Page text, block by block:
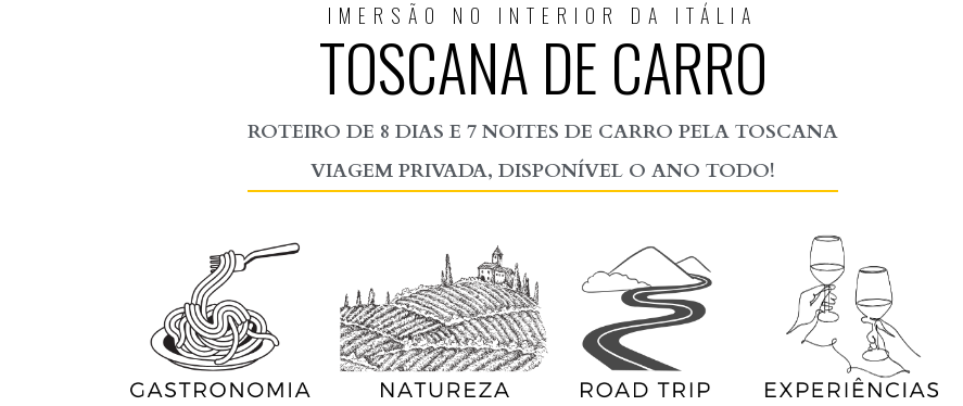
IMERSÃO NO INTERIOR DA ITÁLIA
TOSCANA DE CARRO
ROTEIRO DE 8 DIAS E 7 NOITES DE CARRO PELA TOSCANA
VIAGEM PRIVADA, DISPONÍVEL O ANO TODO!